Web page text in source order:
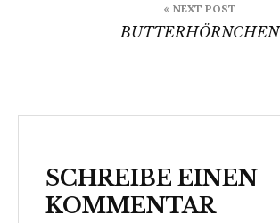
« NEXT POST
BUTTERHÖRNCHEN
SCHREIBE EINEN
KOMMENTAR